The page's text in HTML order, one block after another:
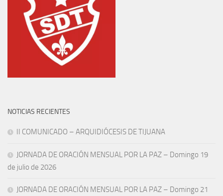
NOTICIAS RECIENTES
II COMUNICADO – ARQUIDIÓCESIS DE TIJUANA
JORNADA DE ORACIÓN MENSUAL POR LA PAZ – Domingo 19
de julio de 2026
JORNADA DE ORACIÓN MENSUAL POR LA PAZ – Domingo 21